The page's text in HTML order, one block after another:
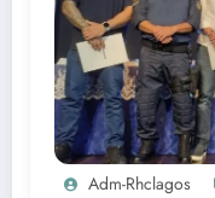
Adm-Rhclagos